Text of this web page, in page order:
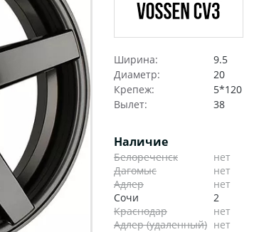
Ширина:
9.5
Диаметр:
20
Крепеж:
5*120
Вылет:
38
Наличие
Белореченск
нет
Дагомыс
нет
Адлер
нет
Сочи
2
Краснодар
нет
Адлер (удаленный) нет